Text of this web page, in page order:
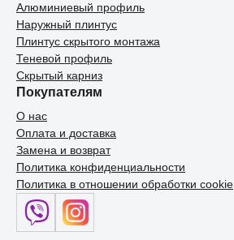
Алюминиевый профиль
Наружный плинтус
Плинтус скрытого монтажа
Теневой профиль
Скрытый карниз
Покупателям
О нас
Оплата и доставка
Замена и возврат
Политика конфиденциальности
Политика в отношении обработки cookie